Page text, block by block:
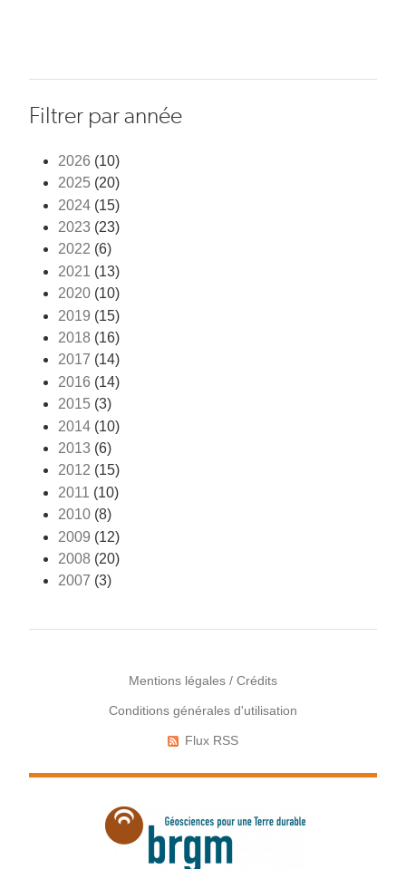
Filtrer par année
2026 (10)
2025 (20)
2024 (15)
2023 (23)
2022 (6)
2021 (13)
2020 (10)
2019 (15)
2018 (16)
2017 (14)
2016 (14)
2015 (3)
2014 (10)
2013 (6)
2012 (15)
2011 (10)
2010 (8)
2009 (12)
2008 (20)
2007 (3)
de
Mentions légales / Crédits
Conditions générales d'utilisation
Flux RSS